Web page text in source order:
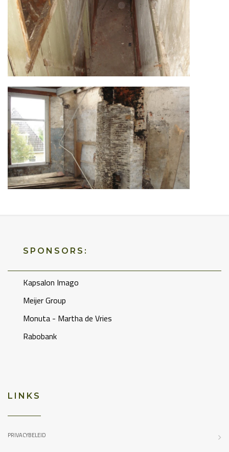
SPONSORS:
Kapsalon Imago
Meijer Group
Monuta - Martha de Vries
Rabobank
LINKS
PRIVACYBELEID